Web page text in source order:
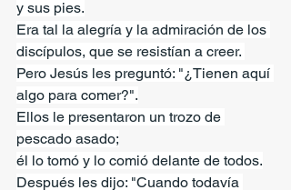
y sus pies.
Era tal la alegría y la admiración de los
discípulos, que se resistían a creer.
Pero Jesús les preguntó: "¿Tienen aquí
algo para comer?".
Ellos le presentaron un trozo de
pescado asado;
él lo tomó y lo comió delante de todos.
Después les dijo: "Cuando todavía